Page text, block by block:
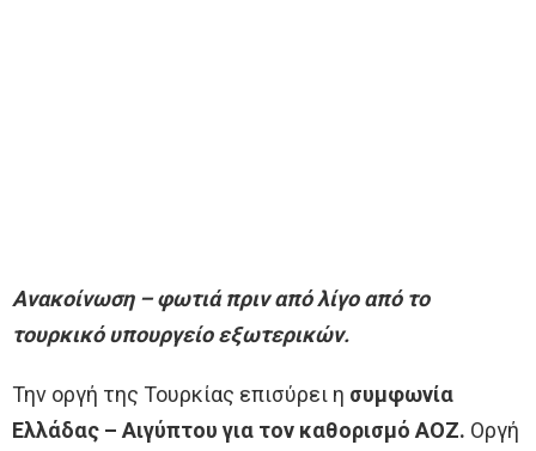
Ανακοίνωση – φωτιά πριν από λίγο από το
τουρκικό υπουργείο εξωτερικών.
Την οργή της Τουρκίας επισύρει η συμφωνία
Ελλάδας – Αιγύπτου για τον καθορισμό ΑΟΖ. Οργή